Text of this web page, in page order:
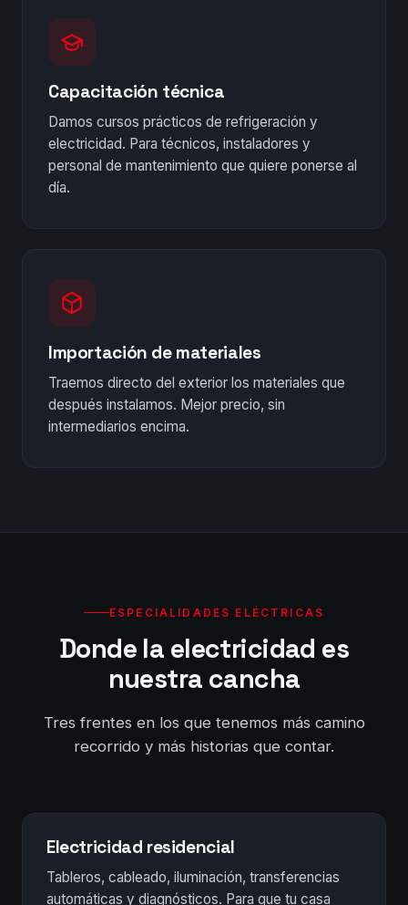
Capacitación técnica
Damos cursos prácticos de refrigeración y
electricidad. Para técnicos, instaladores y
personal de mantenimiento que quiere ponerse al
día.
Importación de materiales
Traemos directo del exterior los materiales que
después instalamos. Mejor precio, sin
intermediarios encima.
ESPECIALIDADES ELÉCTRICAS
Donde la electricidad es
nuestra cancha
Tres frentes en los que tenemos más camino
recorrido y más historias que contar.
Electricidad residencial
Tableros, cableado, iluminación, transferencias
automáticas y diagnósticos. Para que tu casa